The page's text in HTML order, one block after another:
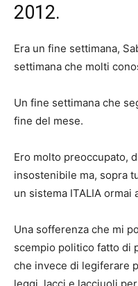
2012.
Era un fine settimana,
settimana che molti
Un fine settimana che
fine del mese.
Ero molto preoccupato,
insostenibile ma, sopra
un sistema ITALIA ormai
Una sofferenza che mi
scempio politico fatto di
che invece di legiferare